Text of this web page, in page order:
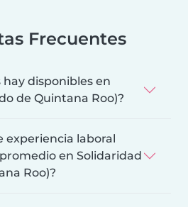
Frecuentes
hay disponibles en
de Quintana Roo)?
experiencia laboral
en Solidaridad
Roo)?